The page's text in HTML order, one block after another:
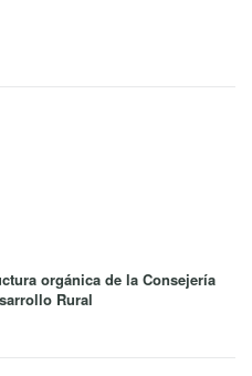
orgánica de la Consejería
Rural